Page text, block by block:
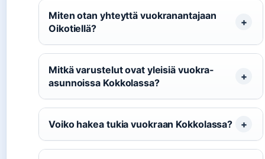
Miten otan yhteyttä vuokranantajaan
Oikotiellä?
Mitkä varustelut ovat yleisiä vuokra-
asunnoissa Kokkolassa?
Voiko hakea tukia vuokraan Kokkolassa?